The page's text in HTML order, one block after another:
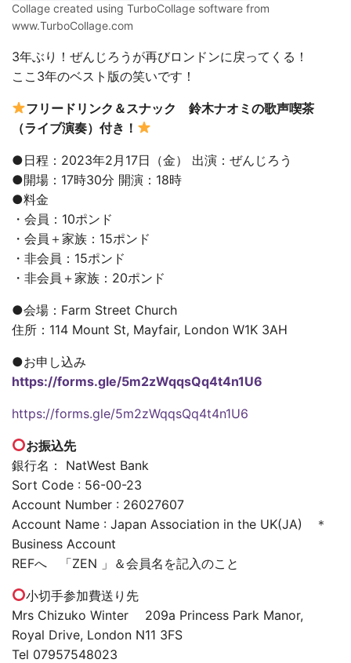
Collage created using TurboCollage software from
www.TurboCollage.com
3年ぶり！ぜんじろうが再びロンドンに戻ってくる！
ここ3年のベスト版の笑いです！
フリードリンク＆スナック 鈴木ナオミの歌声喫茶
（ライブ演奏）付き！
●日程：2023年2月17日（金） 出演：ぜんじろう
●開場：17時30分 開演：18時
●料金
・会員：10ポンド
・会員＋家族：15ポンド
・非会員：15ポンド
・非会員＋家族：20ポンド
●会場：Farm Street Church
住所：114 Mount St, Mayfair, London W1K 3AH
●お申し込み
https://forms.gle/5m2zWqqsQq4t4n1U6
https://forms.gle/5m2zWqqsQq4t4n1U6
お振込先
銀行名： NatWest Bank
Sort Code : 56-00-23
Account Number : 26027607
Account Name : Japan Association in the UK(JA) ＊
Business Account
REFへ 「ZEN 」＆会員名を記入のこと
小切手参加費送り先
Mrs Chizuko Winter 209a Princess Park Manor,
Royal Drive, London N11 3FS
Tel 07957548023